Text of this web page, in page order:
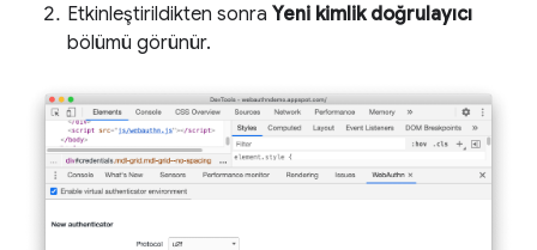
Etkinleştirildikten sonra Yeni kimlik doğrulayıcı
bölümü görünür.